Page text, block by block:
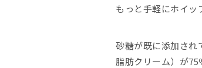
もっと手軽にホイッ
砂糖が既に添加され
脂肪クリーム）が75